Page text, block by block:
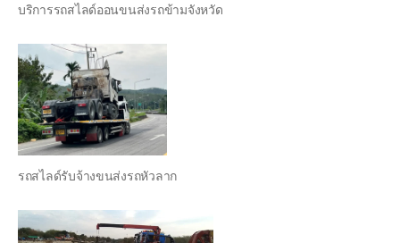
บริการรถสไลด์ออนขนส่งรถข้ามจังหวัด
รถสไลด์รับจ้างขนส่งรถหัวลาก